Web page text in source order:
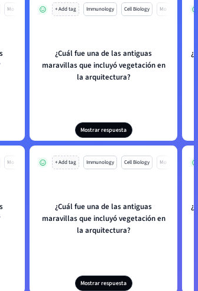
Mo + Add tag Immunology Cell Biology Mo
¿Cuál fue una de las antiguas
maravillas que incluyó vegetación en
la arquitectura?
Mostrar respuesta
Mo + Add tag Immunology Cell Biology Mo
¿Cuál fue una de las antiguas
maravillas que incluyó vegetación en
la arquitectura?
Mostrar respuesta